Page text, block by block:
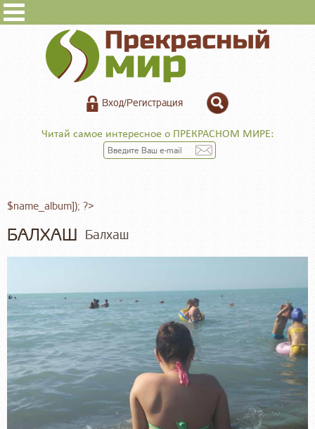
Вход/Регистрация
Читай самое интересное о ПРЕКРАСНОМ МИРЕ:
$name_album]); ?>
БАЛХАШ Балхаш